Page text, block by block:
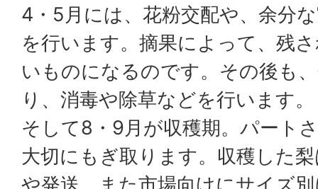
4・5月には、花粉交配や、余分
を行います。摘果によって、残
いものになるのです。その後も
り、消毒や除草などを行います。
そして8・9月が収穫期。パート
大切にもぎ取ります。収穫した